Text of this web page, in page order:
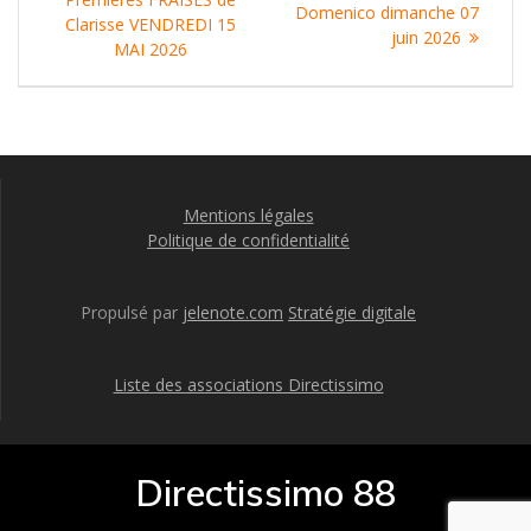
l’article
:
Clarisse VENDREDI 15
MAI 2026
suivant
Domenico dimanche 07
juin 2026
Mentions légales
Politique de confidentialité
Propulsé par jelenote.com Stratégie digitale
Liste des associations Directissimo
Directissimo 88